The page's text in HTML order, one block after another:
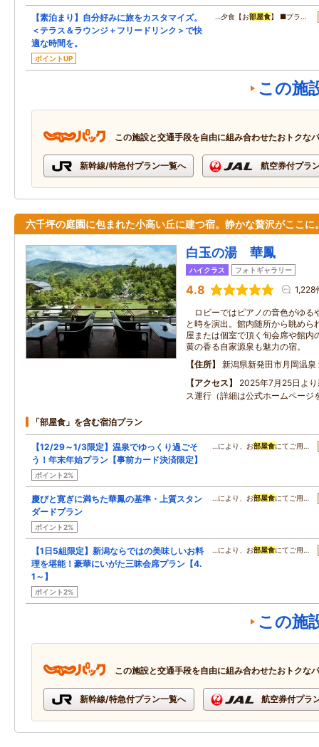
【素泊まり】自分好みに旅をカスタマイズ。
＜テラス＆ラウンジ＋フリードリンク＞で快
適な時間を。
ポイントUP
…夕食【お部屋食】 ■プラ…
この施
この施設と交通手段を自由に組み合わせたおトクな
新幹線/特急付プラン一覧へ 航空券付プラ
六千坪の庭園に包まれた小高い丘に建つ宿。静かな贅沢がここに
白玉の湯 華鳳
ハイクラス フォトギャラリー
4.8 1,228
ロビーではピアノの音色がゆる
と時を演出。館内随所から眺めら
屋または個室で頂く旬会席や館内
黄の香る自家源泉も魅力の宿。
住所
新潟県新発田市月岡温泉
アクセス
2025年7月25日よ
ス運行（詳細は公式ホームページ
「部屋食」を含む宿泊プラン
【12/29～1/3限定】温泉でゆっくり過ごそ
う！年末年始プラン【事前カード決済限定】
ポイント2%
…により、お部屋食にてご用…
慶びと寛ぎに満ちた華鳳の基準・上質スタン
ダードプラン
ポイント2%
…により、お部屋食にてご用…
【1日5組限定】新潟ならではの美味しいお料
理を堪能！豪華にいがた三昧会席プラン【4.
1～】
ポイント2%
…により、お部屋食にてご用…
この施
この施設と交通手段を自由に組み合わせたおトクな
新幹線/特急付プラン一覧へ 航空券付プラ